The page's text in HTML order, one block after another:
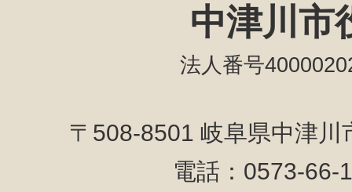
中津川市
法人番号
〒508-8501 岐阜県中津
電話：0573-